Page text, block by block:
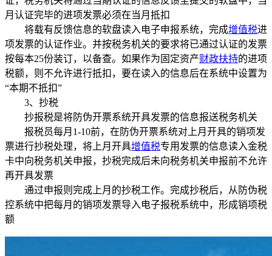
月认证完毕的进项发票必须在当月抵扣
将载有反馈信息的软盘读入电子申报系统，完成增值税进
项发票的认证作业。并按税务机关的要求将已通过认证的发票
按每本25份装订，以备查。如果作为固定资产财政扶持的进项
税额，则不允许进行抵扣，要在读入的信息后在系统中设置为
“本期不抵扣”
3、抄税
抄报税是将防伪开票系统开具发票的信息报送税务机关
报税员每月1-10前，在防伪开票系统对上月开具的销项发
票进行抄税处理，将上月开具增值税专用发票的信息读入金税
卡中向税务机关申报，抄税完成后未向税务机关申报前不允许
再开具发票
通过申报则完成上月的抄税工作。完成抄税后，从防伪税
控系统中把每月的销项发票导入电子报税系统中，形成销项税
额